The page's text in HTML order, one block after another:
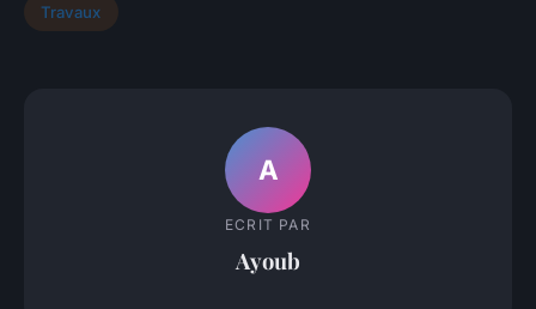
Travaux
A
ECRIT PAR
Ayoub